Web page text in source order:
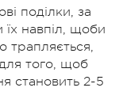
поділки, за
навпіл, щоби
трапляється,
того, щоб
становить 2-5